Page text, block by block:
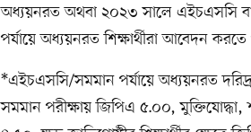
অধ্যয়নরত অথবা ২০২৩ সালে এইচএসসি বা
পর্যায়ে অধ্যয়নরত শিক্ষার্থীরা আবেদন
*এইচএসসি/সমমান পর্যায়ে অধ্যয়নরত দরিদ্র
সমমান পরীক্ষায় জিপিএ ৫.০০, মুক্তিযোদ্ধা,